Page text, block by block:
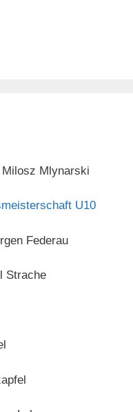
Mlynarski
U10
Federau
Strache